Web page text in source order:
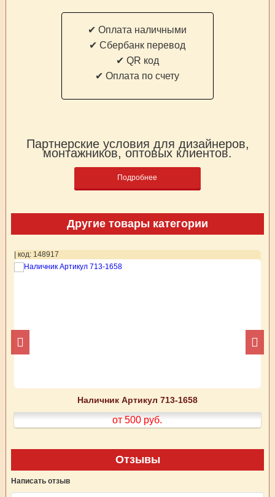
✔ Оплата наличными
✔ Cбербанк перевод
✔ QR код
✔ Оплата по счету
Партнерские условия для дизайнеров,
монтажников, оптовых клиентов.
Подробнее
Другие товары категории
| код: 148917
Наличник Артикул 713-1658
от 500 руб.
Отзывы
Написать отзыв